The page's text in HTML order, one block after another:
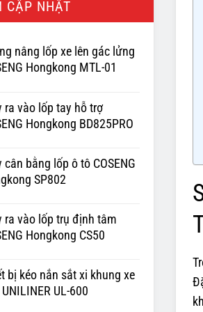
CẬP NHẬT
nâng lốp xe lên gác lửng
Hongkong MTL-01
ra vào lốp tay hỗ trợ
Hongkong BD825PRO
cân bằng lốp ô tô COSENG
SP802
ra vào lốp trụ định tâm
Hongkong CS50
bị kéo nắn sắt xi khung xe
UL-600